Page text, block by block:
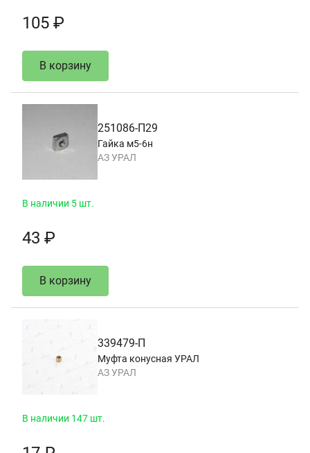
105 ₽
В корзину
251086-П29
Гайка м5-6н
АЗ УРАЛ
В наличии 5 шт.
43 ₽
В корзину
339479-П
Муфта конусная УРАЛ
АЗ УРАЛ
В наличии 147 шт.